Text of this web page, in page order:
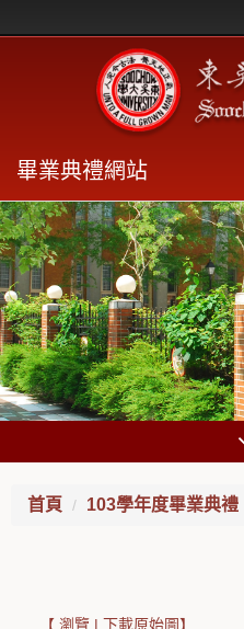
畢業典禮網站
首頁 103學年度畢業典禮
【 瀏覽 | 下載原始圖】